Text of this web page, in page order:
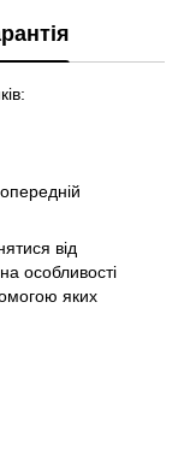
від
особливості
яких